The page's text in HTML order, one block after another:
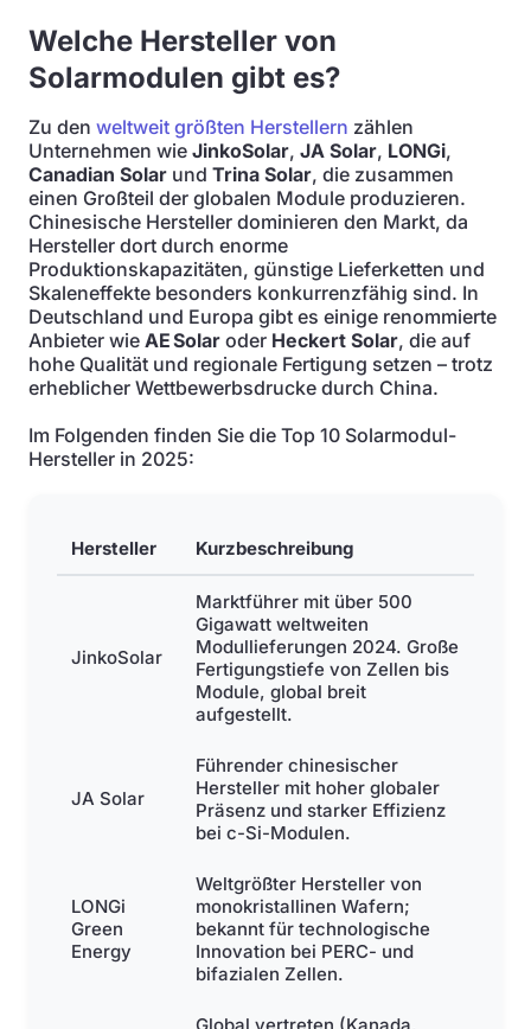
Welche Hersteller von
Solarmodulen gibt es?
Zu den weltweit größten Herstellern zählen
Unternehmen wie JinkoSolar, JA Solar, LONGi,
Canadian Solar und Trina Solar, die zusammen
einen Großteil der globalen Module produzieren.
Chinesische Hersteller dominieren den Markt, da
Hersteller dort durch enorme
Produktionskapazitäten, günstige Lieferketten und
Skaleneffekte besonders konkurrenzfähig sind. In
Deutschland und Europa gibt es einige renommierte
Anbieter wie AE Solar oder Heckert Solar, die auf
hohe Qualität und regionale Fertigung setzen – trotz
erheblicher Wettbewerbsdrucke durch China.
Im Folgenden finden Sie die Top 10 Solarmodul-
Hersteller in 2025:
Hersteller Kurzbeschreibung
JinkoSolar
Marktführer mit über 500
Gigawatt weltweiten
Modullieferungen 2024. Große
Fertigungstiefe von Zellen bis
Module, global breit
aufgestellt.
JA Solar
Führender chinesischer
Hersteller mit hoher globaler
Präsenz und starker Effizienz
bei c-Si-Modulen.
LONGi
Green
Energy
Weltgrößter Hersteller von
monokristallinen Wafern;
bekannt für technologische
Innovation bei PERC- und
bifazialen Zellen.